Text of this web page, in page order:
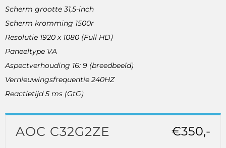
Scherm grootte 31,5-inch
Scherm kromming 1500r
Resolutie 1920 x 1080 (Full HD)
Paneeltype VA
Aspectverhouding 16: 9 (breedbeeld)
Vernieuwingsfrequentie 240HZ
Reactietijd 5 ms (GtG)
AOC C32G2ZE €350,-